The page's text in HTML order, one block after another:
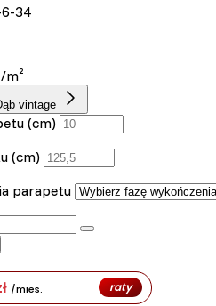
34
/m²
vintage
(cm)
(cm)
parapetu
/mies. raty